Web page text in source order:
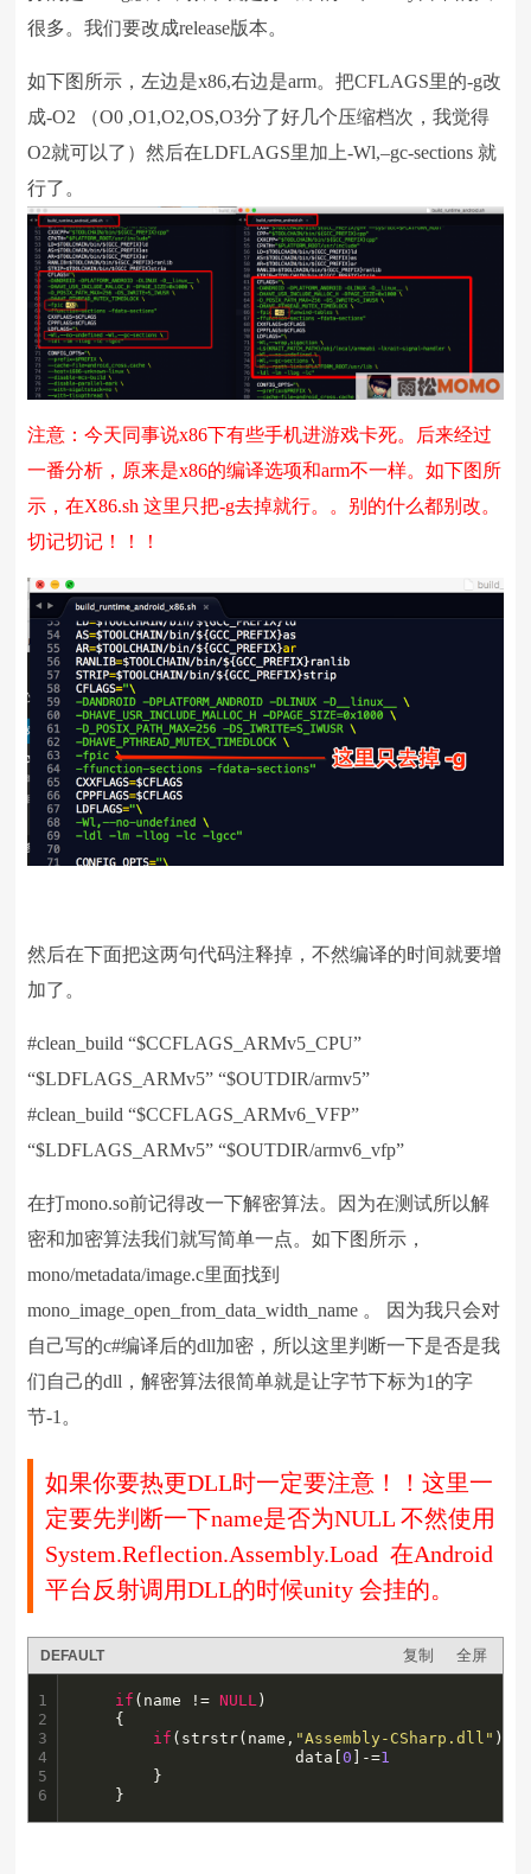
很多。我们要改成release版本。
如下图所示，左边是x86,右边是arm。把CFLAGS里的-g改
成-O2 （O0 ,O1,O2,OS,O3分了好几个压缩档次，我觉得
O2就可以了）然后在LDFLAGS里加上-Wl,–gc-sections 就
行了。
注意：今天同事说x86下有些手机进游戏卡死。后来经过
一番分析，原来是x86的编译选项和arm不一样。如下图所
示，在X86.sh 这里只把-g去掉就行。。别的什么都别改。
切记切记！！！
然后在下面把这两句代码注释掉，不然编译的时间就要增
加了。
#clean_build “$CCFLAGS_ARMv5_CPU”
“$LDFLAGS_ARMv5” “$OUTDIR/armv5”
#clean_build “$CCFLAGS_ARMv6_VFP”
“$LDFLAGS_ARMv5” “$OUTDIR/armv6_vfp”
在打mono.so前记得改一下解密算法。因为在测试所以解
密和加密算法我们就写简单一点。如下图所示，
mono/metadata/image.c里面找到
mono_image_open_from_data_width_name 。 因为我只会对
自己写的c#编译后的dll加密，所以这里判断一下是否是我
们自己的dll，解密算法很简单就是让字节下标为1的字
节-1。
如果你要热更DLL时一定要注意！！这里一
定要先判断一下name是否为NULL 不然使用
System.Reflection.Assembly.Load 在Android
平台反射调用DLL的时候unity 会挂的。
DEFAULT 复制 全屏
1
2
3
4
5
6
if (name != NULL )
if (strstr(name, "Assembly-CSharp.dll" )){
                       data[
0 ]-=1
	}